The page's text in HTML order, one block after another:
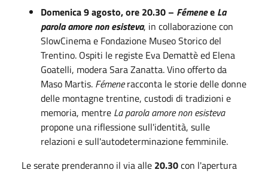
Domenica 9 agosto, ore 20.30 – Fémenee La
parola amore non esisteva, in collaborazione con
SlowCinema e Fondazione Museo Storico del
Trentino. Ospiti le registe Eva Demattè ed Elena
Goatelli, modera Sara Zanatta. Vino offerto da
Maso Martis. Fémeneracconta le storie delle donne
delle montagne trentine, custodi di tradizioni e
memoria, mentre La parola amore non esisteva
propone una riflessione sull'identità, sulle
relazioni e sull'autodeterminazione femminile.
Le serate prenderanno il via alle 20.30con l'apertura